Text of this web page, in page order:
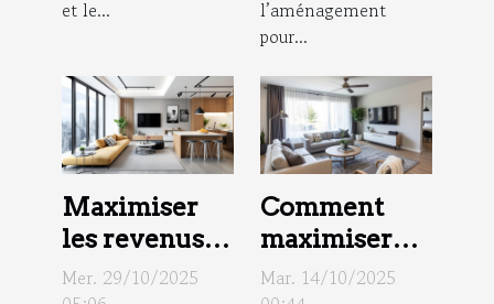
et le...
l’aménagement
pour...
Maximiser
les revenus
locatifs :
Mer. 29/10/2025
Comment
maximiser
l'efficacité
Mar. 14/10/2025